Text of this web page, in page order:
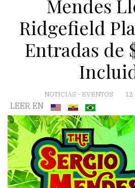
Mendes
Ridgefield
Entradas de
NOTICIAS - EVENTOS 12
LEER EN